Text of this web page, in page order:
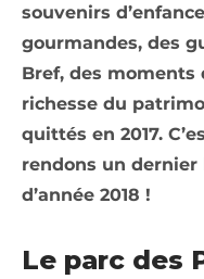
souvenirs
gourmandes, des
Bref, des
richesse du
quittés en 2017.
rendons un
d’année 2018 !
Le parc des